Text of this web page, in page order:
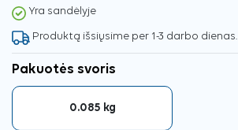
Yra sandėlyje
Produktą išsiųsime per 1-3 darbo dienas.
Pakuotės svoris
0.085 kg